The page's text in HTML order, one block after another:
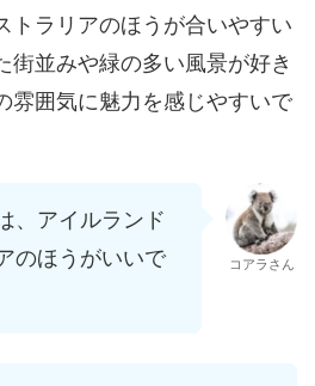
トラリアのほうが合いやすい
街並みや緑の多い風景が好き
雰囲気に魅力を感じやすいで
、アイルランド
のほうがいいで
コアラさん